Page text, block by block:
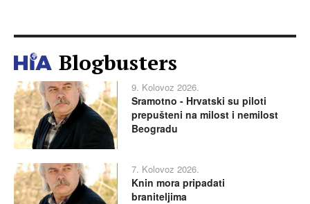
Blogbusters
9. Kolovoz 2026.
Sramotno - Hrvatski su piloti
prepušteni na milost i nemilost
Beogradu
7. Kolovoz 2026.
Knin mora pripadati
braniteljima